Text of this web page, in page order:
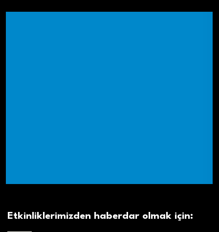
Etkinliklerimizden haberdar olmak için: